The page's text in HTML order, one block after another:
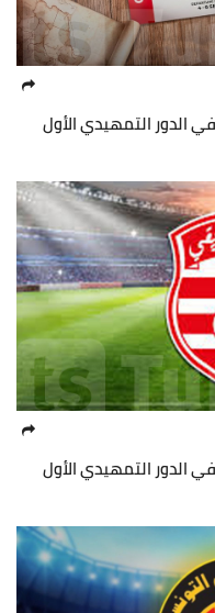
الدور التمهيدي الأول
الدور التمهيدي الأول